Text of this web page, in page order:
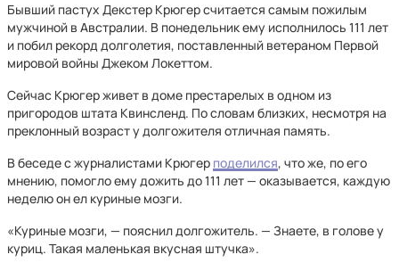
Бывший пастух Декстер Крюгер считается самым пожилым
мужчиной в Австралии. В понедельник ему исполнилось 111 лет
и побил рекорд долголетия, поставленный ветераном Первой
мировой войны Джеком Локеттом.
Сейчас Крюгер живет в доме престарелых в одном из
пригородов штата Квинсленд. По словам близких, несмотря на
преклонный возраст у долгожителя отличная память.
В беседе с журналистами Крюгер поделился, что же, по его
мнению, помогло ему дожить до 111 лет — оказывается, каждую
неделю он ел куриные мозги.
«Куриные мозги, — пояснил долгожитель. — Знаете, в голове у
куриц. Такая маленькая вкусная штучка».